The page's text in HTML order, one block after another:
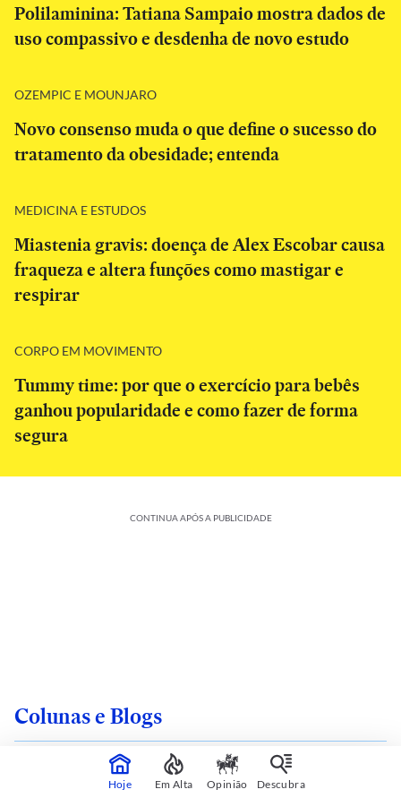
Polilaminina: Tatiana Sampaio mostra dados de
uso compassivo e desdenha de novo estudo
OZEMPIC E MOUNJARO
Novo consenso muda o que define o sucesso do
tratamento da obesidade; entenda
MEDICINA E ESTUDOS
Miastenia gravis: doença de Alex Escobar causa
fraqueza e altera funções como mastigar e
respirar
CORPO EM MOVIMENTO
Tummy time: por que o exercício para bebês
ganhou popularidade e como fazer de forma
segura
CONTINUA APÓS A PUBLICIDADE
Colunas e Blogs
Hoje Em Alta Opinião Descubra